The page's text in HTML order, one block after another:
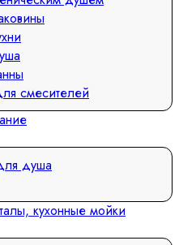
смесителей
душа
кухонные мойки